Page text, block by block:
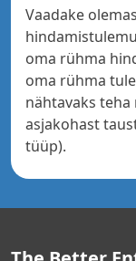
Vaadake
oma rühma
oma rühma
nähtavaks
asjakohast
tüüp).